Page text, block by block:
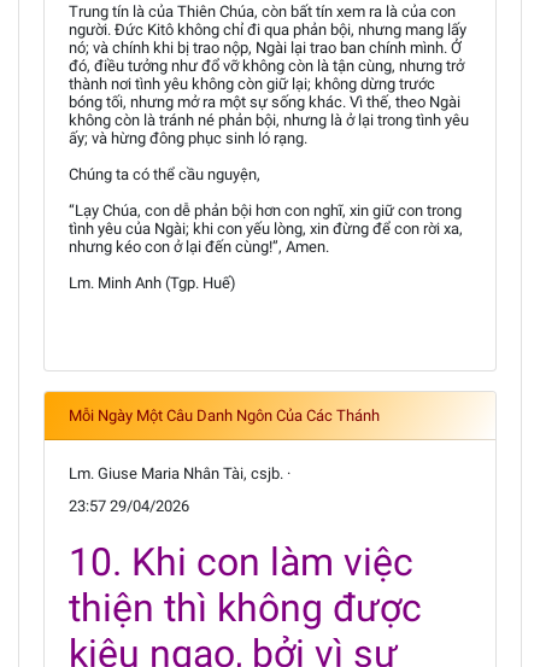
Trung tín là của Thiên Chúa, còn bất tín xem ra là của con
người. Đức Kitô không chỉ đi qua phản bội, nhưng mang lấy
nó; và chính khi bị trao nộp, Ngài lại trao ban chính mình. Ở
đó, điều tưởng như đổ vỡ không còn là tận cùng, nhưng trở
thành nơi tình yêu không còn giữ lại; không dừng trước
bóng tối, nhưng mở ra một sự sống khác. Vì thế, theo Ngài
không còn là tránh né phản bội, nhưng là ở lại trong tình yêu
ấy; và hừng đông phục sinh ló rạng.
Chúng ta có thể cầu nguyện,
“Lạy Chúa, con dễ phản bội hơn con nghĩ, xin giữ con trong
tình yêu của Ngài; khi con yếu lòng, xin đừng để con rời xa,
nhưng kéo con ở lại đến cùng!”, Amen.
Lm. Minh Anh (Tgp. Huế)
Mỗi Ngày Một Câu Danh Ngôn Của Các Thánh
Lm. Giuse Maria Nhân Tài, csjb. ·
23:57 29/04/2026
10. Khi con làm việc
thiện thì không được
kiêu ngạo, bởi vì sự